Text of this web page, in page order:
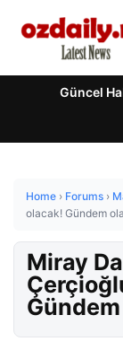
Güncel
Home › Forums ›
olacak! Gündem
Miray